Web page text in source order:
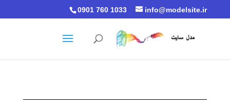
0901 760 1033 info@modelsite.ir